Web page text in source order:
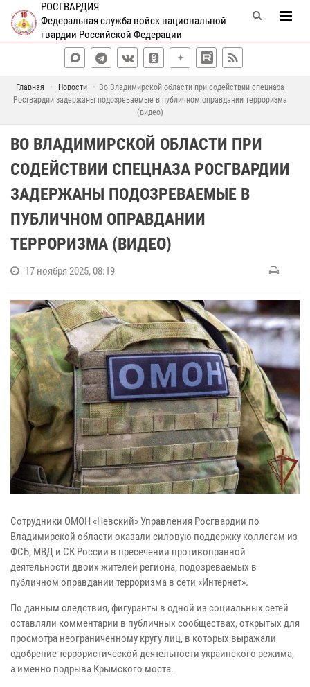
РОСГВАРДИЯ
Федеральная служба войск национальной
гвардии Российской Федерации
Главная Новости
Во Владимирской области при содействии спецназа
Росгвардии задержаны подозреваемые в публичном оправдании терроризма
(видео)
ВО ВЛАДИМИРСКОЙ ОБЛАСТИ ПРИ
СОДЕЙСТВИИ СПЕЦНАЗА РОСГВАРДИИ
ЗАДЕРЖАНЫ ПОДОЗРЕВАЕМЫЕ В
ПУБЛИЧНОМ ОПРАВДАНИИ
ТЕРРОРИЗМА (ВИДЕО)
17 ноября 2025, 08:19
Сотрудники ОМОН «Невский» Управления Росгвардии по
Владимирской области оказали силовую поддержку коллегам из
ФСБ, МВД и СК России в пресечении противоправной
деятельности двоих жителей региона, подозреваемых в
публичном оправдании терроризма в сети «Интернет».
По данным следствия, фигуранты в одной из социальных сетей
оставляли комментарии в публичных сообществах, открытых для
просмотра неограниченному кругу лиц, в которых выражали
одобрение террористической деятельности украинского режима,
а именно подрыва Крымского моста.